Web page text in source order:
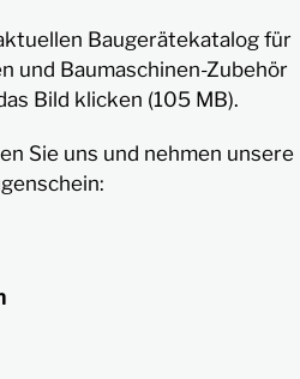
Baugerätekatalog für
und Baumaschinen-Zubehör
Bild klicken (105 MB).
Sie uns und nehmen unsere